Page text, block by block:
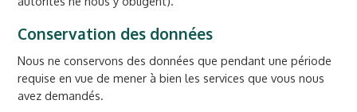
Conservation des données
Nous ne conservons des données que pendant une période
requise en vue de mener à bien les services que vous nous
avez demandés.